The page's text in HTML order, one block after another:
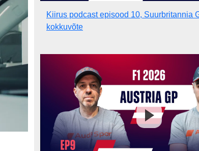
Kiirus podcast episood 10, Suurbritannia
kokkuvõte